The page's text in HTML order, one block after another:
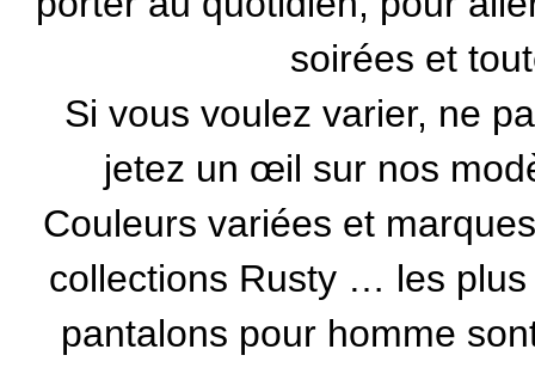
soirées et
Si vous voulez varier, ne
jetez un œil sur nos
Couleurs variées et
collections Rusty … les
pantalons pour homme